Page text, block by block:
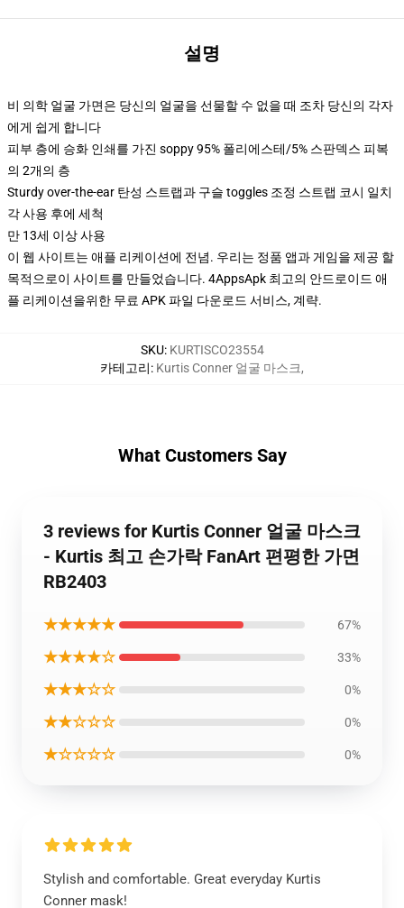
설명
비 의학 얼굴 가면은 당신의 얼굴을 선물할 수 없을 때 조차 당신의 각자
에게 쉽게 합니다
피부 층에 승화 인쇄를 가진 soppy 95% 폴리에스테/5% 스판덱스 피복
의 2개의 층
Sturdy over-the-ear 탄성 스트랩과 구슬 toggles 조정 스트랩 코시 일치
각 사용 후에 세척
만 13세 이상 사용
이 웹 사이트는 애플 리케이션에 전념. 우리는 정품 앱과 게임을 제공 할
목적으로이 사이트를 만들었습니다. 4AppsApk 최고의 안드로이드 애
플 리케이션을위한 무료 APK 파일 다운로드 서비스, 계략.
SKU: KURTISCO23554
카테고리: Kurtis Conner 얼굴 마스크,
What Customers Say
3 reviews for Kurtis Conner 얼굴 마스크
- Kurtis 최고 손가락 FanArt 편평한 가면
RB2403
★★★★★ 67%
★★★★☆ 33%
★★★☆☆ 0%
★★☆☆☆ 0%
★☆☆☆☆ 0%
Stylish and comfortable. Great everyday Kurtis
Conner mask!